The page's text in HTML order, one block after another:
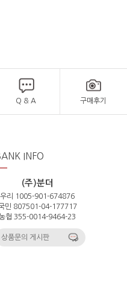
Q & A 구매후기
INFO
(주)분더
우리 1005-901-674876
민 807501-04-177717
협 355-0014-9464-23
상품문의 게시판